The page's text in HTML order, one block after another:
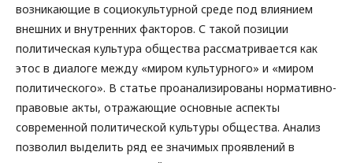
возникающие в социокультурной среде под влиянием
внешних и внутренних факторов. С такой позиции
политическая культура общества рассматривается как
этос в диалоге между «миром культурного» и «миром
политического». В статье проанализированы нормативно-
правовые акты, отражающие основные аспекты
современной политической культуры общества. Анализ
позволил выделить ряд ее значимых проявлений в